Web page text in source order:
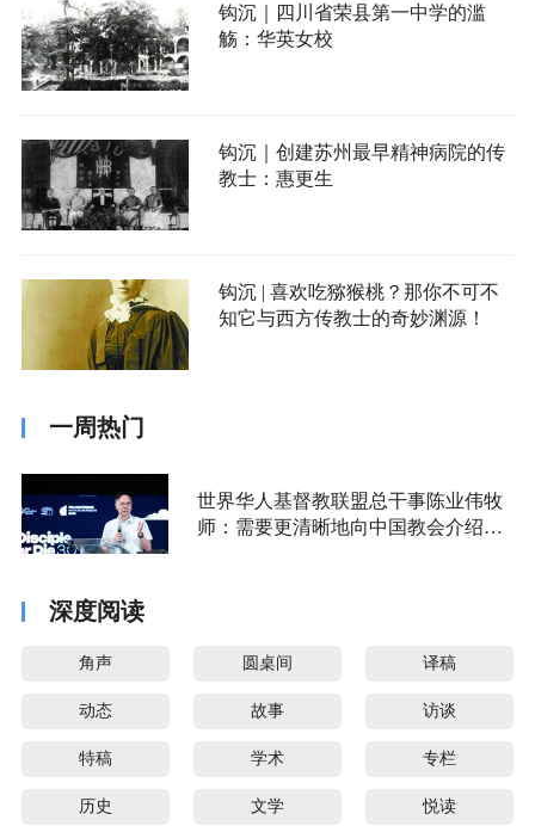
钩沉｜四川省荣县第一中学的滥
觞：华英女校
钩沉｜创建苏州最早精神病院的传
教士：惠更生
钩沉 | 喜欢吃猕猴桃？那你不可不
知它与西方传教士的奇妙渊源！
一周热门
世界华人基督教联盟总干事陈业伟牧
师：需要更清晰地向中国教会介绍福
深度阅读
角声 圆桌间 译稿
动态 故事 访谈
特稿 学术 专栏
历史 文学 悦读